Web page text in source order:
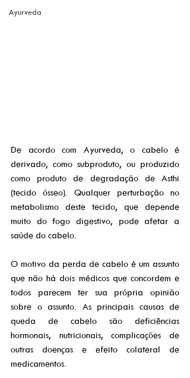
Ayurveda
De acordo com Ayurveda, o cabelo é
derivado, como subproduto, ou produzido
como produto de degradação de Asthi
(tecido ósseo). Qualquer perturbação no
metabolismo deste tecido, que depende
muito do fogo digestivo, pode afetar a
saúde do cabelo.
O motivo da perda de cabelo é um assunto
que não há dois médicos que concordem e
todos parecem ter sua própria opinião
sobre o assunto. As principais causas de
queda de cabelo são deficiências
hormonais, nutricionais, complicações de
outras doenças e efeito colateral de
medicamentos.